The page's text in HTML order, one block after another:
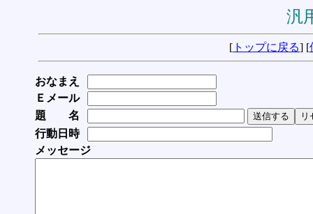
汎
[ トップに戻る] [
おなまえ
Ｅメール
題 名
行動日時
メッセージ